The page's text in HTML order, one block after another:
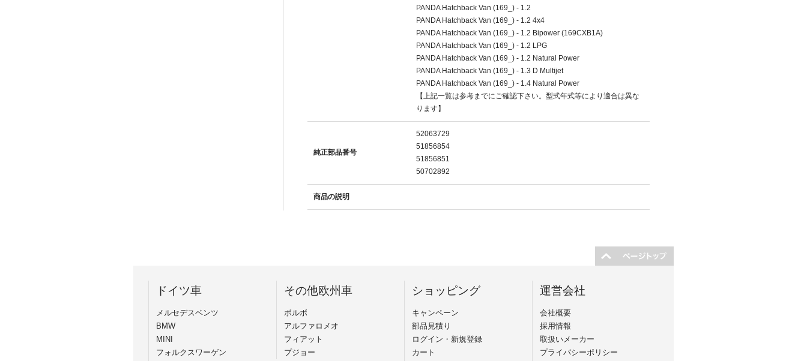
PANDA Hatchback Van (169_) - 1.2
PANDA Hatchback Van (169_) - 1.2 4x4
PANDA Hatchback Van (169_) - 1.2 Bipower (169CXB1A)
PANDA Hatchback Van (169_) - 1.2 LPG
PANDA Hatchback Van (169_) - 1.2 Natural Power
PANDA Hatchback Van (169_) - 1.3 D Multijet
PANDA Hatchback Van (169_) - 1.4 Natural Power
【上記一覧は参考までにご確認下さい。型式年式等により適合は異な
ります】
純正部品番号
52063729
51856854
51856851
50702892
商品の説明
ドイツ車
メルセデスベンツ
BMW
MINI
フォルクスワーゲン
その他欧州車
ボルボ
アルファロメオ
フィアット
プジョー
ショッピング
キャンペーン
部品見積り
ログイン・新規登録
カート
運営会社
会社概要
採用情報
取扱いメーカー
プライバシーポリシー